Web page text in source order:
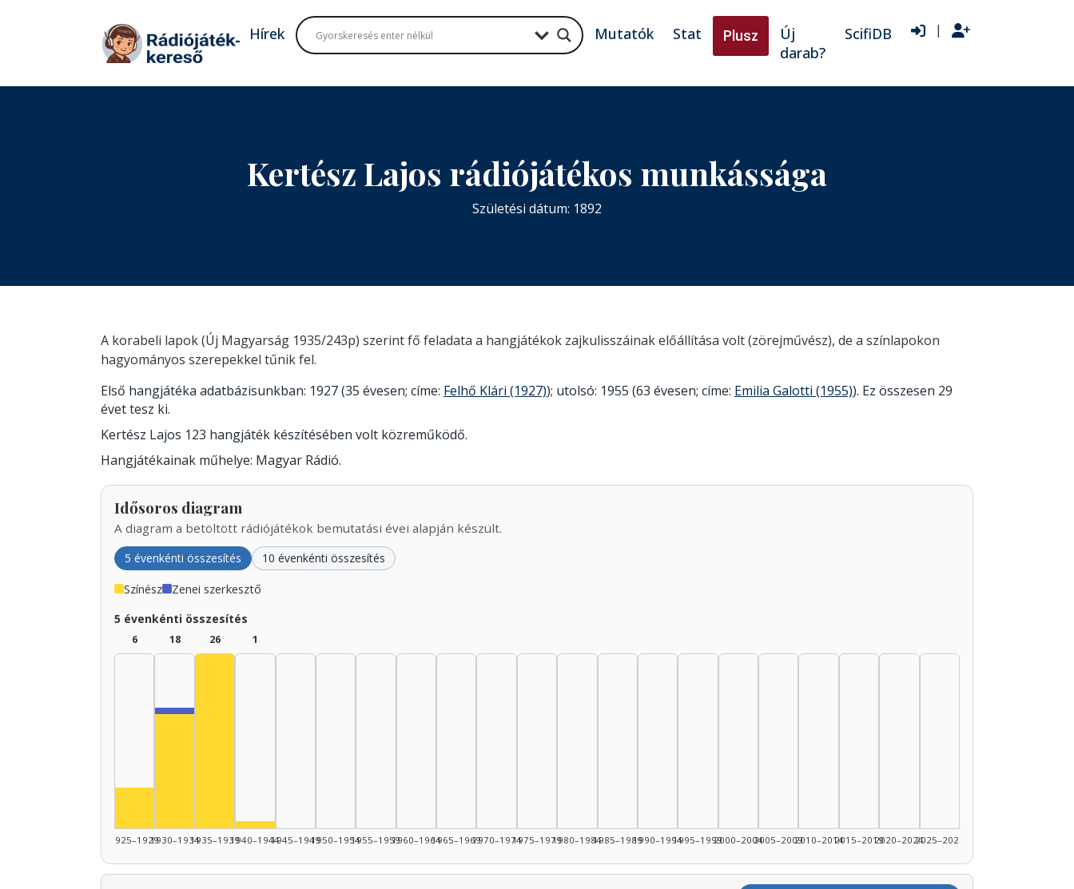
Tovább a tartalomhoz
Hírek Mutatók Stat Plusz
Új
darab?
ScifiDB |
Kertész Lajos rádiójátékos munkássága
Születési dátum: 1892
A korabeli lapok (Új Magyarság 1935/243p) szerint fő feladata a hangjátékok zajkulisszáinak előállítása volt (zörejművész), de a színlapokon
hagyományos szerepekkel tűnik fel.
Első hangjátéka adatbázisunkban: 1927 (35 évesen; címe: Felhő Klári (1927)); utolsó: 1955 (63 évesen; címe: Emilia Galotti (1955)). Ez összesen 29
évet tesz ki.
Kertész Lajos 123 hangjáték készítésében volt közreműködő.
Hangjátékainak műhelye: Magyar Rádió.
Idősoros diagram
A diagram a betöltött rádiójátékok bemutatási évei alapján készült.
5 évenkénti összesítés 10 évenkénti összesítés
Színész Zenei szerkesztő
5 évenkénti összesítés
6
Színész, 1925–1929: 6
1925–1929
18
Zenei szerkesztő, 1930–1934: 1
1930–1934
26
1935–1939
1
Színész, 1940–1944: 1
1940–19441945–19491950–19541955–19591960–19641965–19691970–19741975–19791980–19841985–19891990–19941995–19992000–20042005–20092010–20142015–20192020–20242025–2026